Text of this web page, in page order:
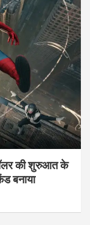
की शुरुआत के
बनाया